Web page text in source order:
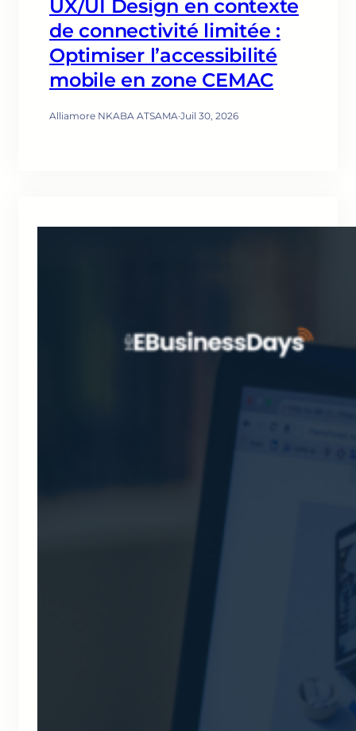
UX/UI Design en contexte
de connectivité limitée :
Optimiser l’accessibilité
mobile en zone CEMAC
Alliamore NKABA ATSAMA·Juil 30, 2026